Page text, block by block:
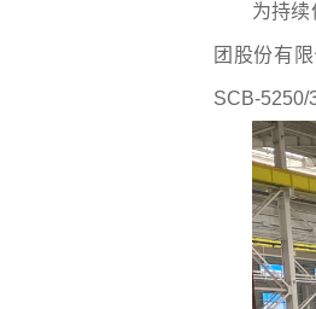
为持续
团股份有
SCB-5250/